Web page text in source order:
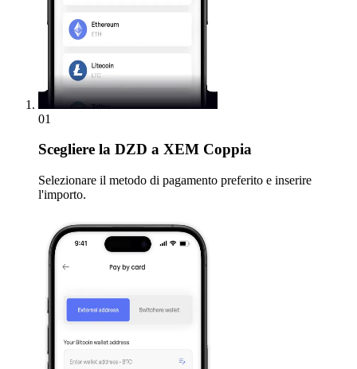
01
Scegliere la DZD a XEM Coppia
Selezionare il metodo di pagamento preferito e inserire
l'importo.